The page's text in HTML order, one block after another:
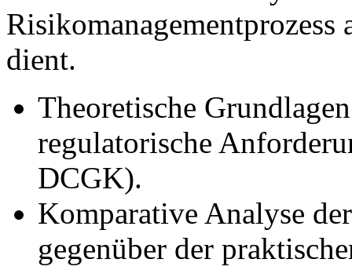
Risikomanagementprozess
dient.
Theoretische
regulatorische
DCGK).
Komparative Analyse
gegenüber der